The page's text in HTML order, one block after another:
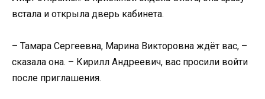
встала и открыла дверь кабинета.
– Тамара Сергеевна, Марина Викторовна ждёт вас, –
сказала она. – Кирилл Андреевич, вас просили войти
после приглашения.